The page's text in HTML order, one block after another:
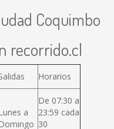
Coquimbo
recorrido.cl
Horarios
a
De 07:30 a
23:59 cada
30